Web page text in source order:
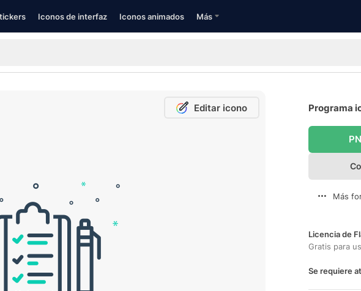
Iconos de interfaz Iconos animados Más
Editar icono Programa
Más
Licencia de
Gratis para
Se requiere